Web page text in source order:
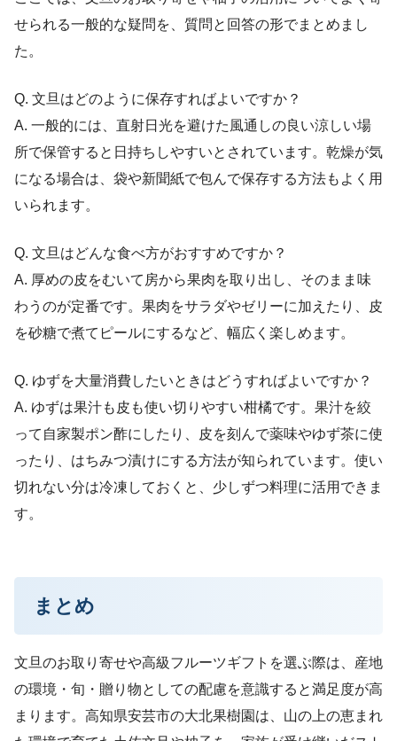
せられる一般的な疑問を、質問と回答の形でまとめまし
た。
Q. 文旦はどのように保存すればよいですか？
A. 一般的には、直射日光を避けた風通しの良い涼しい場
所で保管すると日持ちしやすいとされています。乾燥が気
になる場合は、袋や新聞紙で包んで保存する方法もよく用
いられます。
Q. 文旦はどんな食べ方がおすすめですか？
A. 厚めの皮をむいて房から果肉を取り出し、そのまま味
わうのが定番です。果肉をサラダやゼリーに加えたり、皮
を砂糖で煮てピールにするなど、幅広く楽しめます。
Q. ゆずを大量消費したいときはどうすればよいですか？
A. ゆずは果汁も皮も使い切りやすい柑橘です。果汁を絞
って自家製ポン酢にしたり、皮を刻んで薬味やゆず茶に使
ったり、はちみつ漬けにする方法が知られています。使い
切れない分は冷凍しておくと、少しずつ料理に活用できま
す。
まとめ
文旦のお取り寄せや高級フルーツギフトを選ぶ際は、産地
の環境・旬・贈り物としての配慮を意識すると満足度が高
まります。高知県安芸市の大北果樹園は、山の上の恵まれ